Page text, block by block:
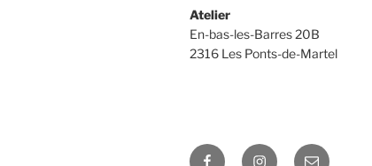
Atelier
En-bas-les-Barres 20B
2316 Les Ponts-de-Martel
FacebookInstagram
E-